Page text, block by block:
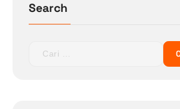
Search